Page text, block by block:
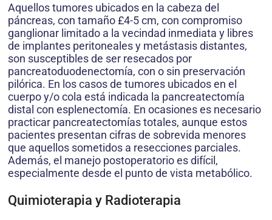
Aquellos tumores ubicados en la cabeza del
páncreas, con tamaño £4-5 cm, con compromiso
ganglionar limitado a la vecindad inmediata y libres
de implantes peritoneales y metástasis distantes,
son susceptibles de ser resecados por
pancreatoduodenectomía, con o sin preservación
pilórica. En los casos de tumores ubicados en el
cuerpo y/o cola está indicada la pancreatectomía
distal con esplenectomía. En ocasiones es necesario
practicar pancreatectomías totales, aunque estos
pacientes presentan cifras de sobrevida menores
que aquellos sometidos a resecciones parciales.
Además, el manejo postoperatorio es difícil,
especialmente desde el punto de vista metabólico.
Quimioterapia y Radioterapia